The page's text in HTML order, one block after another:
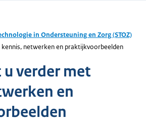
in Ondersteuning en Zorg (STOZ)
kennis, netwerken en praktijkvoorbeelden
u verder met
en